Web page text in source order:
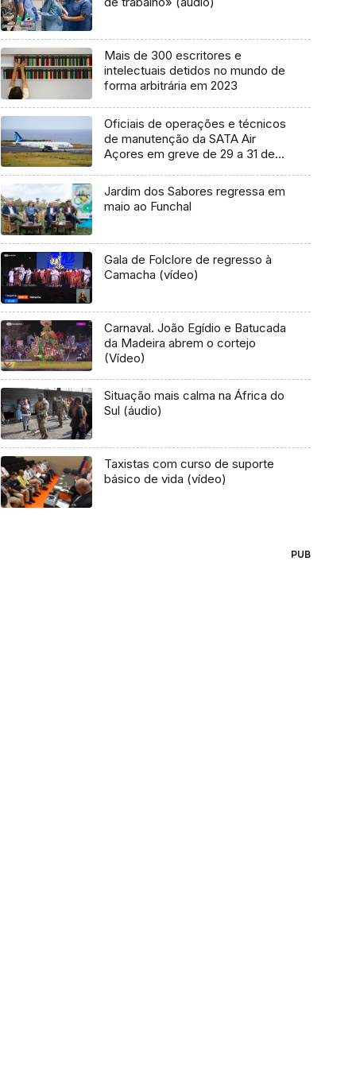
Mais de 300 escritores e
intelectuais detidos no mundo de
forma arbitrária em 2023
Oficiais de operações e técnicos
de manutenção da SATA Air
Açores em greve de 29 a 31 de
Jardim dos Sabores regressa em
maio ao Funchal
Gala de Folclore de regresso à
Camacha (vídeo)
Carnaval. João Egídio e Batucada
da Madeira abrem o cortejo
(Vídeo)
Situação mais calma na África do
Sul (áudio)
Taxistas com curso de suporte
básico de vida (vídeo)
PUB